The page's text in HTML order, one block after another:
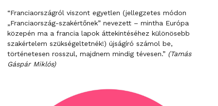
“Franciaországról viszont egyetlen (jellegzetes módon
„Franciaország-szakértőnek” nevezett – mintha Európa
közepén ma a francia lapok áttekintéséhez különösebb
szakértelem szükségeltetnék!) újságíró számol be,
történetesen rosszul, majdnem mindig tévesen.” (Tamás
Gáspár Miklós)